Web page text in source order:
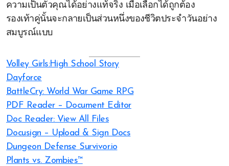
ความเป็นตัวคุณได้อย่างแท้จริง เมื่อเลือกได้ถูกต้อง
รองเท้าคู่นั้นจะกลายเป็นส่วนหนึ่งของชีวิตประจำวันอย่าง
สมบูรณ์แบบ
Volley Girls:High School Story
Dayforce
BattleCry: World War Game RPG
PDF Reader – Document Editor
Doc Reader: View All Files
Docusign – Upload & Sign Docs
Dungeon Defense Survivor.io
Plants vs. Zombies™